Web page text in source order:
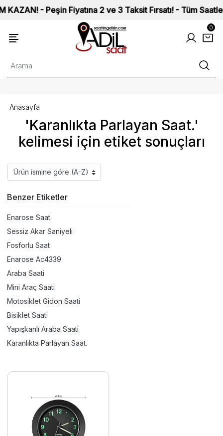
- Peşin Fiyatına 2 ve 3 Taksit Fırsatı! - Tüm
0
'Karanlıkta Parlayan Saat.'
kelimesi için etiket sonuçları
Anasayfa
Benzer Etiketler
Enarose Saat
Sessiz Akar Saniyeli
Fosforlu Saat
Enarose Ac4339
Araba Saati
Mini Araç Saati
Motosiklet Gidon Saati
Bisiklet Saati
Yapışkanlı Araba Saati
Karanlıkta Parlayan Saat.